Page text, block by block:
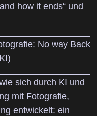
how it ends“ und
No way Back
sich durch KI und
mit Fotografie,
entwickelt: ein